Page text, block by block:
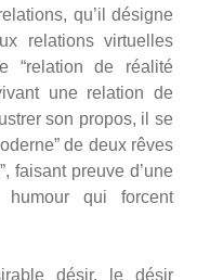
qu’il désigne
relations virtuelles
“relation de réalité
une relation de
son propos, il se
de deux rêves
faisant preuve d’une
humour qui forcent
désir, le désir